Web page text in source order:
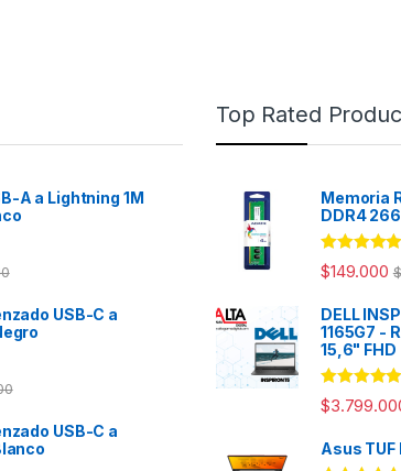
A a Lightning 1M
USB-C a
USB-C a
Top Rated
Memoria
DDR4
Rated 5.00
out of 5
$149.000 $
DELL
1165G7 -
15,6" FHD
Rated5.00
out of 5
$
Asus